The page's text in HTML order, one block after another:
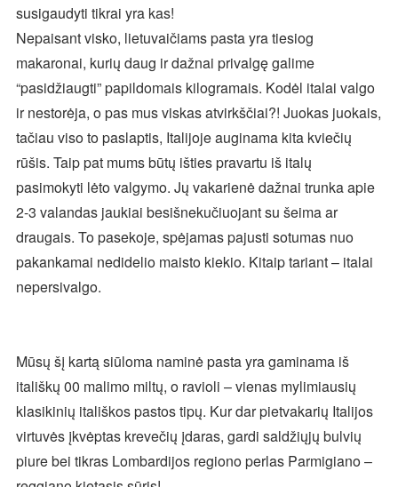
susigaudyti tikrai yra kas!
Nepaisant visko, lietuvaičiams pasta yra tiesiog
makaronai, kurių daug ir dažnai privalgę galime
“pasidžiaugti” papildomais kilogramais. Kodėl italai valgo
ir nestorėja, o pas mus viskas atvirkščiai?! Juokas juokais,
tačiau viso to paslaptis, Italijoje auginama kita kviečių
rūšis. Taip pat mums būtų išties pravartu iš italų
pasimokyti lėto valgymo. Jų vakarienė dažnai trunka apie
2-3 valandas jaukiai besišnekučiuojant su šeima ar
draugais. To pasekoje, spėjamas pajusti sotumas nuo
pakankamai nedidelio maisto kiekio. Kitaip tariant – italai
nepersivalgo.
Mūsų šį kartą siūloma naminė pasta yra gaminama iš
itališkų 00 malimo miltų, o ravioli – vienas mylimiausių
klasikinių itališkos pastos tipų. Kur dar pietvakarių Italijos
virtuvės įkvėptas krevečių įdaras, gardi saldžiųjų bulvių
piure bei tikras Lombardijos regiono perlas Parmigiano –